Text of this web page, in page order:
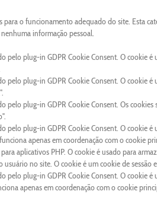
para o funcionamento adequado do site. Esta
informação pessoal.
pelo plug-in GDPR Cookie Consent. O cookie
pelo plug-in GDPR Cookie Consent. O cookie
pelo plug-in GDPR Cookie Consent. Os
pelo plug-in GDPR Cookie Consent. O cookie
apenas em coordenação com o cookie
aplicativos PHP. O cookie é usado para
usuário no site. O cookie é um cookie de
pelo plug-in GDPR Cookie Consent. O cookie
apenas em coordenação com o cookie